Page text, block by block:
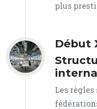
plus
Début
Les